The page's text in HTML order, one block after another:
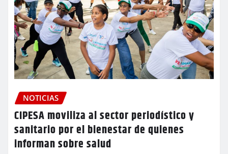
NOTICIAS
CIPESA moviliza al sector periodístico y
sanitario por el bienestar de quienes
informan sobre salud